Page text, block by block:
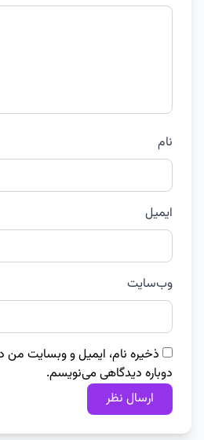
نام
ایمیل
وب‌سایت
ذخیره نام، ایمیل و وبسایت من
دوباره دیدگاهی می‌نویسم.